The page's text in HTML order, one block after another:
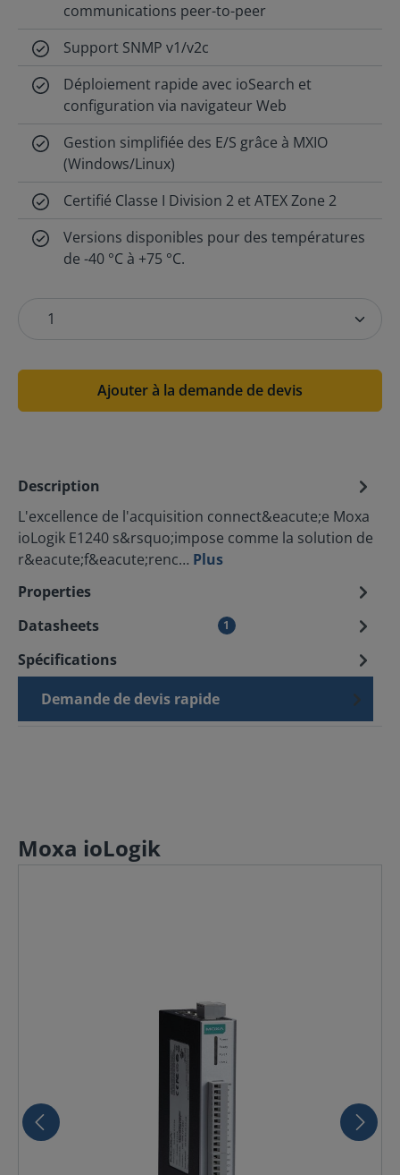
communications peer-to-peer
Support SNMP v1/v2c
Déploiement rapide avec ioSearch et
configuration via navigateur Web
Gestion simplifiée des E/S grâce à MXIO
(Windows/Linux)
Certifié Classe I Division 2 et ATEX Zone 2
Versions disponibles pour des températures
de -40 °C à +75 °C.
Ajouter à la demande de devis
Description
L'excellence de l'acquisition connect&eacute;e Moxa
ioLogik E1240 s&rsquo;impose comme la solution de
r&eacute;f&eacute;renc… Plus
Properties
Datasheets
1
Spécifications
Demande de devis rapide
Moxa ioLogik